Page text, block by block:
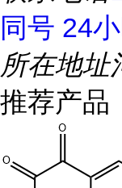
同号 24
所在地址
推荐产品